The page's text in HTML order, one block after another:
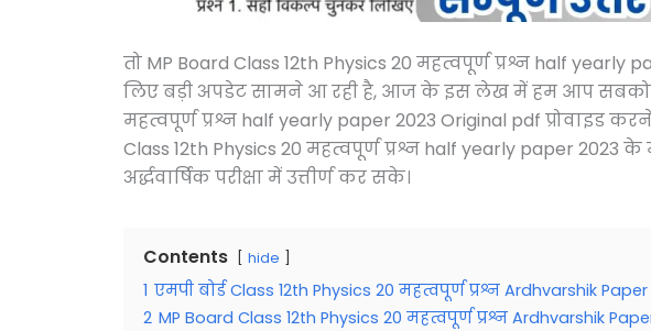
तो MP Board Class 12th Physics 20 महत्वपूर्ण प्रश्न half
लिए बड़ी अपडेट सामने आ रही है, आज के इस लेख में हम आप सबको
महत्वपूर्ण प्रश्न half yearly paper 2023 Original pdf प्रोवाइड
Class 12th Physics 20 महत्वपूर्ण प्रश्न half yearly paper 2023
अर्द्धवार्षिक परीक्षा में उत्तीर्ण कर सके।
Contents hide
1 एमपी बोर्ड Class 12th Physics 20 महत्वपूर्ण प्रश्न Ardhvarshik
2 MP Board Class 12th Physics 20 महत्वपूर्ण प्रश्न Ardhvarshik